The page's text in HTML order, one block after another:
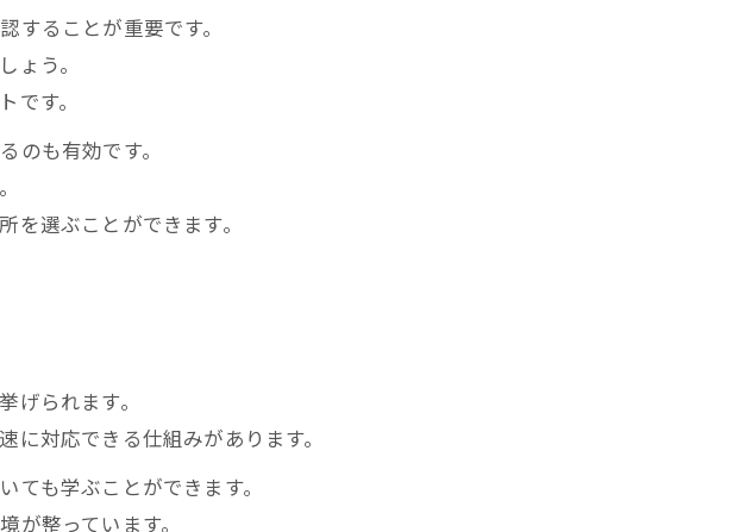
た体制の利点
メリットを解説
ることが重要です。
ょう。
す。
も有効です。
選ぶことができます。
られます。
対応できる仕組みがあります。
も学ぶことができます。
整っています。